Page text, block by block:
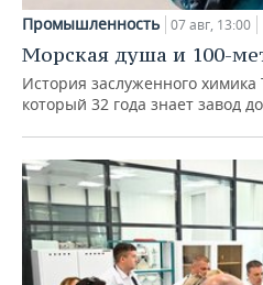
Промышленность 07 авг, 13:00
Морская душа и 100-
История заслуженного химика
который 32 года знает завод